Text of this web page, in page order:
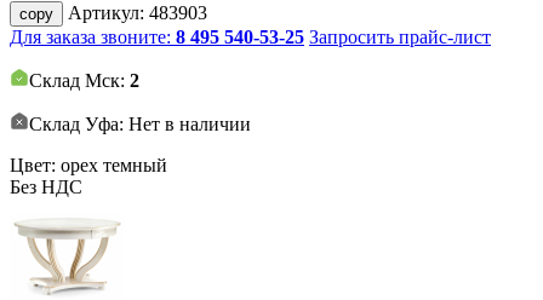
copy Артикул: 483903
Для заказа звоните: 8 495 540-53-25 Запросить прайс-лист
Склад Мск: 2
Склад Уфа: Нет в наличии
Цвет: орех темный
Без НДС